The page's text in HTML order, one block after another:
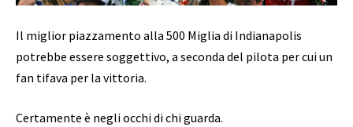
Il miglior piazzamento alla 500 Miglia di Indianapolis
potrebbe essere soggettivo, a seconda del pilota per cui un
fan tifava per la vittoria.
Certamente è negli occhi di chi guarda.